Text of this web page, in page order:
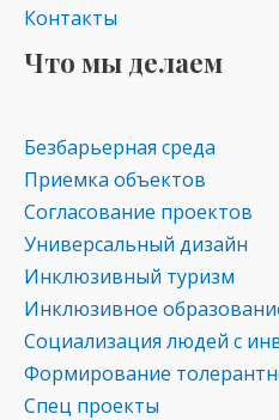
Контакты
Что мы делаем
Безбарьерная среда
Приемка объектов
Согласование проектов
Универсальный дизайн
Инклюзивный туризм
Инклюзивное
Социализация людей с
Формирование
Спец проекты